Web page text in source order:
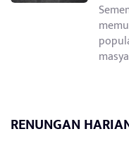
RENUNGAN